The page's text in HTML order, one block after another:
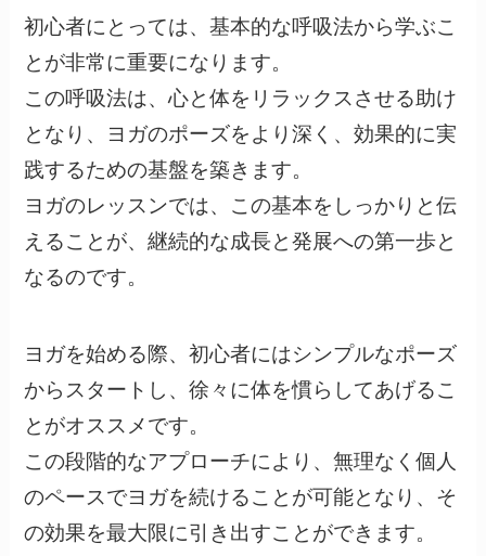
初心者にとっては、基本的な呼吸法から学ぶこ
とが非常に重要になります。
この呼吸法は、心と体をリラックスさせる助け
となり、ヨガのポーズをより深く、効果的に実
践するための基盤を築きます。
ヨガのレッスンでは、この基本をしっかりと伝
えることが、継続的な成長と発展への第一歩と
なるのです。
ヨガを始める際、初心者にはシンプルなポーズ
からスタートし、徐々に体を慣らしてあげるこ
とがオススメです。
この段階的なアプローチにより、無理なく個人
のペースでヨガを続けることが可能となり、そ
の効果を最大限に引き出すことができます。